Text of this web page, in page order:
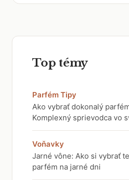
Top témy
Parfém Tipy
Ako vybrať dokonalý
Komplexný sprievodca vo
Voňavky
Jarné vône: Ako si vybrať
parfém na jarné dni